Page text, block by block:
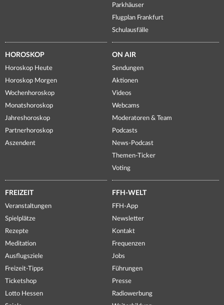
Parkhäuser
Flugplan Frankfurt
Schulausfälle
HOROSKOP
Horoskop Heute
Horoskop Morgen
Wochenhoroskop
Monatshoroskop
Jahreshoroskop
Partnerhoroskop
Aszendent
ON AIR
Sendungen
Aktionen
Videos
Webcams
Moderatoren & Team
Podcasts
News-Podcast
Themen-Ticker
Voting
FREIZEIT
Veranstaltungen
Spielplätze
Rezepte
Meditation
Ausflugsziele
Freizeit-Tipps
Ticketshop
Lotto Hessen
FFH-WELT
FFH-App
Newsletter
Kontakt
Frequenzen
Jobs
Führungen
Presse
Radiowerbung